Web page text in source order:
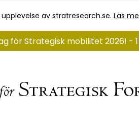
av stratresearch.se.Läs
för Strategisk mobilitet 2026! -